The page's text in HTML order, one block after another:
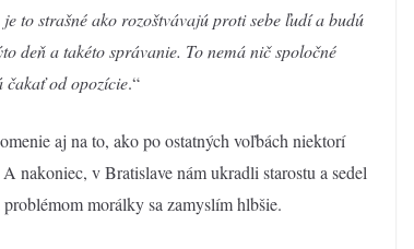
je to strašné ako rozoštvávajú proti sebe ľudí a budú
deň a takéto správanie. To nemá nič spoločné
čakať od opozície.“
aj na to, ako po ostatných voľbách niektorí
nakoniec, v Bratislave nám ukradli starostu a sedel
morálky sa zamyslím hlbšie.